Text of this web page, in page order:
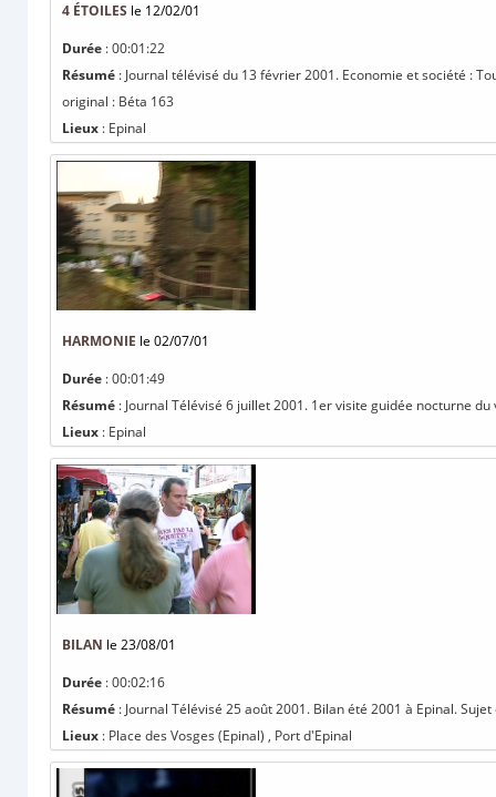
4 ÉTOILES le 12/02/01
Durée : 00:01:22
Résumé : Journal télévisé du 13 février 2001. Economie et société :
original : Béta 163
Lieux : Epinal
HARMONIE le 02/07/01
Durée : 00:01:49
Résumé : Journal Télévisé 6 juillet 2001. 1er visite guidée nocturne
Lieux : Epinal
BILAN le 23/08/01
Durée : 00:02:16
Résumé : Journal Télévisé 25 août 2001. Bilan été 2001 à Epinal.
Lieux : Place des Vosges (Epinal) , Port d'Epinal